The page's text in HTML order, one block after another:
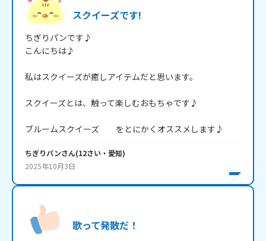
スクイーズです!
ちぎりパンです♪
こんにちは♪
私はスクイーズが癒しアイテムだと思います。
スクイーズとは、触って楽しむおもちゃです♪
ブルームスクイーズ　　をとにかくオススメします♪
ちぎりパンさん(12さい・ 愛知)
2025年10月3日
歌って発散だ！